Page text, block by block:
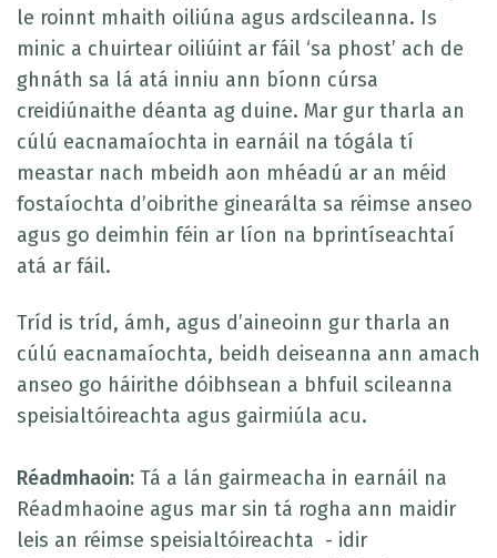
le roinnt mhaith oiliúna agus ardscileanna. Is
minic a chuirtear oiliúint ar fáil ‘sa phost’ ach de
ghnáth sa lá atá inniu ann bíonn cúrsa
creidiúnaithe déanta ag duine. Mar gur tharla an
cúlú eacnamaíochta in earnáil na tógála tí
meastar nach mbeidh aon mhéadú ar an méid
fostaíochta d’oibrithe ginearálta sa réimse anseo
agus go deimhin féin ar líon na bprintíseachtaí
atá ar fáil.
Tríd is tríd, ámh, agus d’aineoinn gur tharla an
cúlú eacnamaíochta, beidh deiseanna ann amach
anseo go háirithe dóibhsean a bhfuil scileanna
speisialtóireachta agus gairmiúla acu.
Réadmhaoin: Tá a lán gairmeacha in earnáil na
Réadmhaoine agus mar sin tá rogha ann maidir
leis an réimse speisialtóireachta - idir